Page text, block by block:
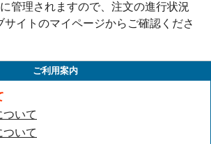
管理されますので、注文の進行状況
イトのマイページからご確認くださ
ご利用案内
ついて
ついて